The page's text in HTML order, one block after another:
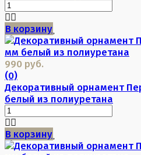
В корзину
990 руб.
(0)
Декоративный орнамент
белый из полиуретана
В корзину